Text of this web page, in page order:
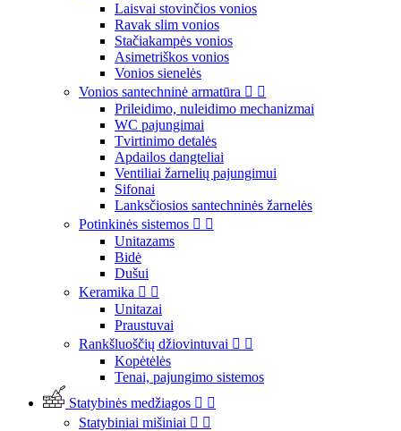
Laisvai stovinčios vonios
Ravak slim vonios
Stačiakampės vonios
Asimetriškos vonios
Vonios sienelės
Vonios santechninė armatūra  
Prileidimo, nuleidimo mechanizmai
WC pajungimai
Tvirtinimo detalės
Apdailos dangteliai
Ventiliai žarnelių pajungimui
Sifonai
Lanksčiosios santechninės žarnelės
Potinkinės sistemos  
Unitazams
Bidė
Dušui
Keramika  
Unitazai
Praustuvai
Rankšluoščių džiovintuvai  
Kopėtėlės
Tenai, pajungimo sistemos
Statybinės medžiagos  
Statybiniai mišiniai  